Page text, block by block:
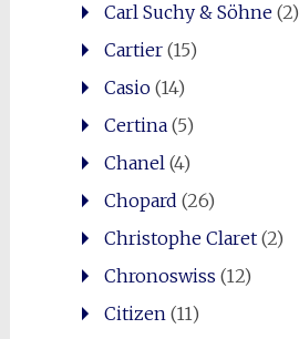
Carl Suchy & Söhne(2)
Cartier(15)
Casio(14)
Certina(5)
Chanel(4)
Chopard (26)
Christophe Claret(2)
Chronoswiss (12)
Citizen(11)